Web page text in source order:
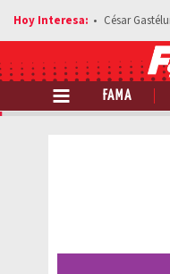
César
FAMA